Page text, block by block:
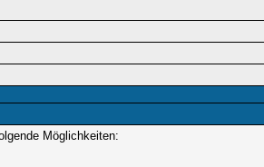
Möglichkeiten: